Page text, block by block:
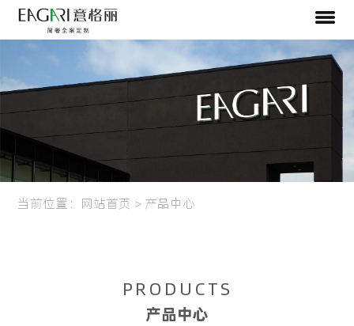
当前位置： 网站首页 > 产品中心
PRODUCTS
产品中心